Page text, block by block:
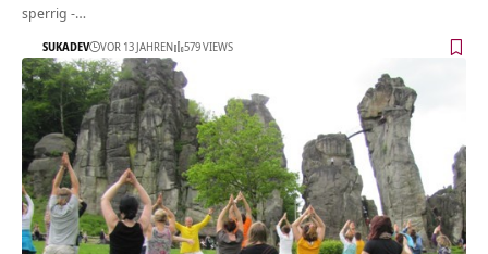
sperrig -…
SUKADEV VOR 13 JAHREN 579 VIEWS